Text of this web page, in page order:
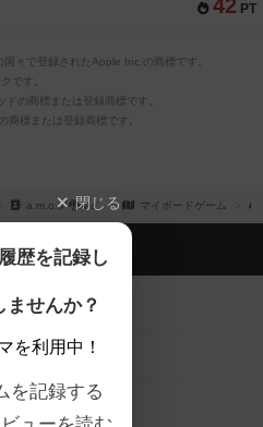
42 PT
々で登録されたApple Inc.の商標です。
です。
の商標または登録商標です。
標または登録商標です。
a.m.o.🌌🐉💫☄️ マイボードゲーム
閉じる
歴を記録し
ませんか？
を利用中！
を記録する
ュー